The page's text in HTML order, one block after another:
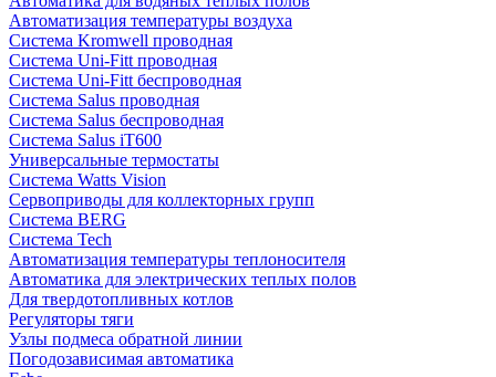
Автоматизация температуры воздуха
Система Kromwell проводная
Система Uni-Fitt проводная
Система Uni-Fitt беспроводная
Система Salus проводная
Система Salus беспроводная
Система Salus iT600
Универсальные термостаты
Система Watts Vision
Сервоприводы для коллекторных групп
Система BERG
Система Tech
Автоматизация температуры теплоносителя
Автоматика для электрических теплых полов
Для твердотопливных котлов
Регуляторы тяги
Узлы подмеса обратной линии
Погодозависимая автоматика